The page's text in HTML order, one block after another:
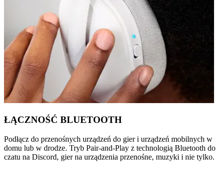
ŁĄCZNOŚĆ BLUETOOTH
Podłącz do przenośnych urządzeń do gier i urządzeń mobilnych w
domu lub w drodze. Tryb Pair-and-Play z technologią Bluetooth do
czatu na Discord, gier na urządzenia przenośne, muzyki i nie tylko.